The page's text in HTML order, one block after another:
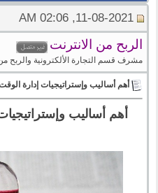
11-08-2021, 02:06 AM
الربح من الانترنت
مشرف قسم التجارة الألكترونية والربح
أهم أساليب وإستراتيجيات إدارة
أهم أساليب